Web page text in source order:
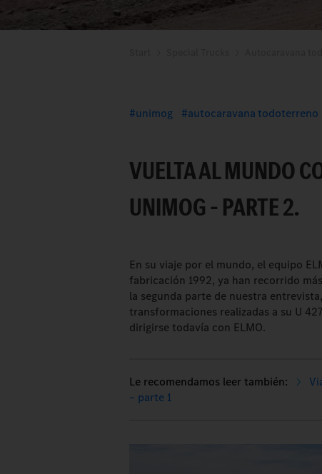
unimog autocaravana todoterreno
VUELTA AL MUNDO
UNIMOG – PARTE 2.
En su viaje por el mundo, el equipo
fabricación 1992, ya han recorrido
la segunda parte de nuestra
transformaciones realizadas a su U
dirigirse todavía con ELMO.
– parte 1